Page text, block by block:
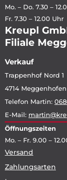
Mo. – Do. 7.30 –
Fr. 7.30 – 12.00 Uhr
Kreupl
Filiale
Verkauf
Trappenhof Nord 1
4714 Meggenhofen
Telefon Martin:
E-Mail:
Öffnungszeiten
Mo. – Fr. 9.00 –
Versand
Zahlungsarten